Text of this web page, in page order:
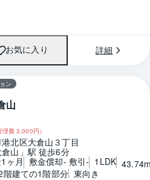
お気に入り 詳細
1 / 0 間取り
ン
山
理費3,000円）
北区大倉山３丁目
山」駅 徒歩6分
ヶ月 敷金償却- 敷引- 1LDK
階建ての1階部分 東向き